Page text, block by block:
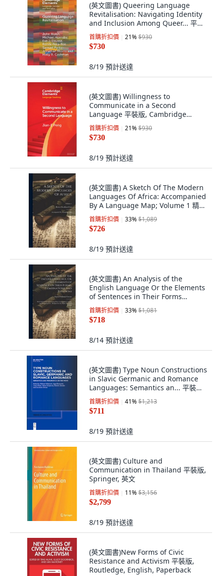
(英文圖書) Queering Language
Revitalisation: Navigating Identity
and Inclusion Among Queer... 平裝
版, Cambridge University Press, 英
文
首購折扣價 21%$930
$730
8/19 預計送達
(英文圖書) Willingness to
Communicate in a Second
Language 平裝版, Cambridge
University Press, 英文
首購折扣價 21%$930
$730
8/19 預計送達
(英文圖書) A Sketch Of The Modern
Languages Of Africa: Accompanied
By A Language Map; Volume 1 精裝
版, Legare Street Press, 英文
首購折扣價 33%$1,089
$726
8/19 預計送達
(英文圖書) An Analysis of the
English Language Or the Elements
of Sentences in Their Forms
Combinatio... 精裝版, Legare Street
Press, 英文
首購折扣價 33%$1,081
$718
8/14 預計送達
(英文圖書) Type Noun Constructions
in Slavic Germanic and Romance
Languages: Semantics an... 平裝版,
de Gruyter Mouton, 英文
首購折扣價 41%$1,213
$711
8/19 預計送達
(英文圖書) Culture and
Communication in Thailand 平裝版,
Springer, 英文
首購折扣價 11%$3,156
$2,799
8/19 預計送達
(英文圖書)New Forms of Civic
Resistance and Activism 平裝版,
Routledge, English, Paperback